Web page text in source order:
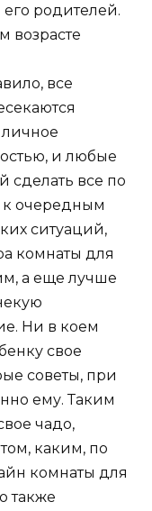
родителей.
возрасте
все
личное
и любые
сделать все по
к очередным
ситуаций,
комнаты для
а еще лучше
Ни в коем
свое
советы, при
ему. Таким
чадо,
каким, по
комнаты для
также